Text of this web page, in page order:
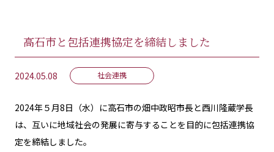
高石市と包括連携協定を締結しました
2024.05.08 社会連携
2024年５月8日（水）に高石市の畑中政昭市長と西川隆蔵学長
は、互いに地域社会の発展に寄与することを目的に包括連携協
定を締結しました。